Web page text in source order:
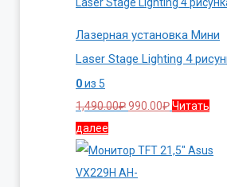
Лазерная установка Мини
Laser Stage Lighting 4
0из 5
1,490.00₽Первоначальная
составляла
1,490.00₽.
990.00₽Текущая
990.00₽.
Читать
далее